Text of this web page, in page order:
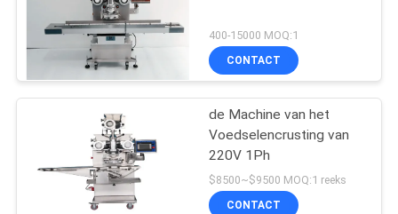
400-15000 MOQ:1
CONTACT
de Machine van het
Voedselencrusting van
220V 1Ph
$8500~$9500 MOQ:1 reeks
CONTACT